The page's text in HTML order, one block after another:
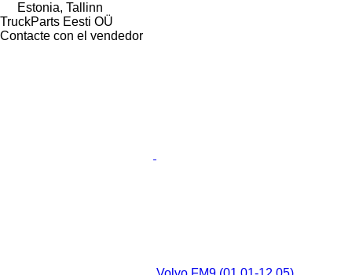
Estonia, Tallinn
TruckParts Eesti OÜ
Contacte con el vendedor